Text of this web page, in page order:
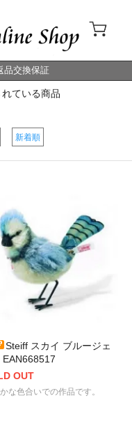
品交換保証
ている商品
新着順
Steiff スカイ ブルージェ
OUT
な色合いでの作品です。